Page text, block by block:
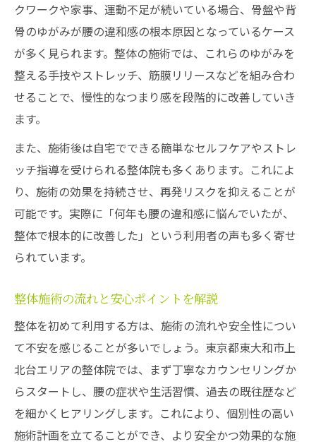
クワークや家事、運動不足が続いている場合、骨盤や背
骨のゆがみが腰の違和感の根本原因となっているケース
が多く見られます。整体の施術では、これらのゆがみを
整える手技やストレッチ、筋膜リリースなどを組み合わ
せることで、慢性的なつまり感を段階的に改善していき
ます。
また、施術後は自宅でできる簡単なセルフケアやストレ
ッチ指導を受けられる整体院も多くあります。これによ
り、施術の効果を持続させ、再発リスクを抑えることが
可能です。実際に「何年も腰の違和感に悩んでいたが、
整体で根本的に改善した」という利用者の声も多く寄せ
られています。
整体施術の流れと安心ポイントを解説
整体を初めて利用する方は、施術の流れや安全性につい
て不安を感じることが多いでしょう。東京都東大和市上
北台エリアの整体院では、まず丁寧なカウンセリングか
らスタートし、腰の症状や生活習慣、過去の既往歴など
を細かくヒアリングします。これにより、個別性の高い
施術計画を立てることができ、より安全かつ効果的な施